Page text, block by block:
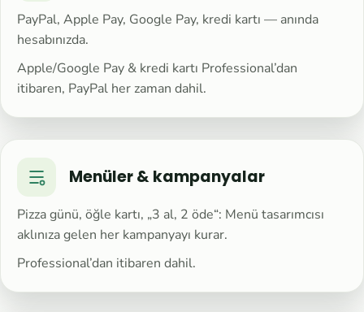
PayPal, Apple Pay, Google Pay, kredi kartı — anında
hesabınızda.
Apple/Google Pay & kredi kartı Professional’dan
itibaren, PayPal her zaman dahil.
Menüler & kampanyalar
Pizza günü, öğle kartı, „3 al, 2 öde“: Menü tasarımcısı
aklınıza gelen her kampanyayı kurar.
Professional’dan itibaren dahil.